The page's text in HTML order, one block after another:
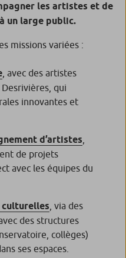
les artistes et de
un large public.
missions variées :
, avec des artistes
qui
innovantes et
d’artistes
de projets
avec les équipes du
culturelles , via des
des structures
collèges)
ses espaces.